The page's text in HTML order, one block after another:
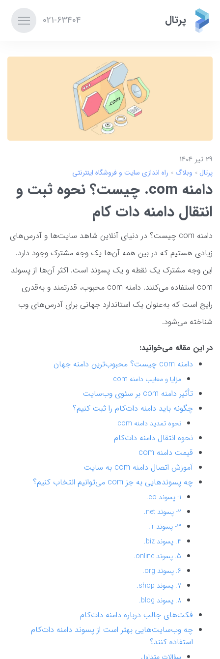
پرتال 021-63404
29 تير 1404
پرتال وبلاگ راه اندازی سایت و فروشگاه اینترنتی
دامنه com. چیست؟ نحوه ثبت و
انتقال دامنه دات کام
دامنه com چیست؟ در دنیای آنلاین شاهد سایت‌ها و آدرس‌های
زیادی هستیم که در بین همه آن‌ها یک وجه مشترک وجود دارد.
این وجه مشترک یک نقطه و یک پسوند است. اکثر آن‌ها از پسوند
com استفاده می‌کنند. دامنه com محبوب، قدرتمند و به‌قدری
رایج است که به‌عنوان یک استاندارد جهانی برای آدرس‌های وب
شناخته می‌شود.
در این مقاله می‌خوانید:
دامنه com چیست؟ محبوب‌ترین دامنه جهان
مزایا و معایب دامنه com
تأثیر دامنه com بر سئوی وب‌سایت
چگونه باید دامنه دات‌کام را ثبت کنیم؟
نحوه تمدید دامنه com
نحوه انتقال دامنه دات‌کام
قیمت دامنه com
آموزش اتصال دامنه com به سایت
چه پسوندهایی به جز com می‌توانیم انتخاب کنیم؟
1- پسوند co.
2- پسوند net.
3- پسوند ir.
4. پسوند biz.
5. پسوند online.
6. پسوند org.
7. پسوند shop.
8. پسوند blog.
فکت‌های جالب درباره دامنه دات‌کام
چه وب‌سایت‌هایی بهتر است از پسوند دامنه دات‌کام
استفاده کنند؟